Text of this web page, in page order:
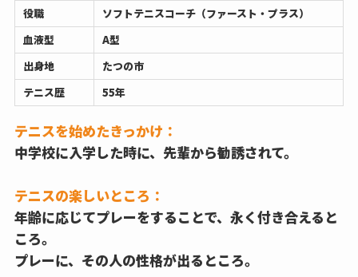
役職
ソフトテニスコーチ（ファースト・プラス）
血液型
A型
出身地
たつの市
テニス歴
55年
テニスを始めたきっかけ：
中学校に入学した時に、先輩から勧誘されて。
テニスの楽しいところ：
年齢に応じてプレーをすることで、永く付き合えると
ころ。
プレーに、その人の性格が出るところ。